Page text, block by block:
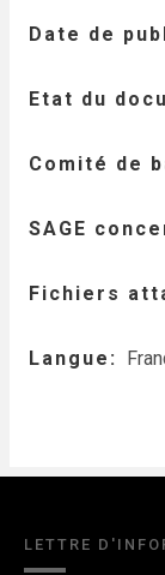
Date de
Etat du
Comité de
SAGE
Fichiers
Langue
LETTRE